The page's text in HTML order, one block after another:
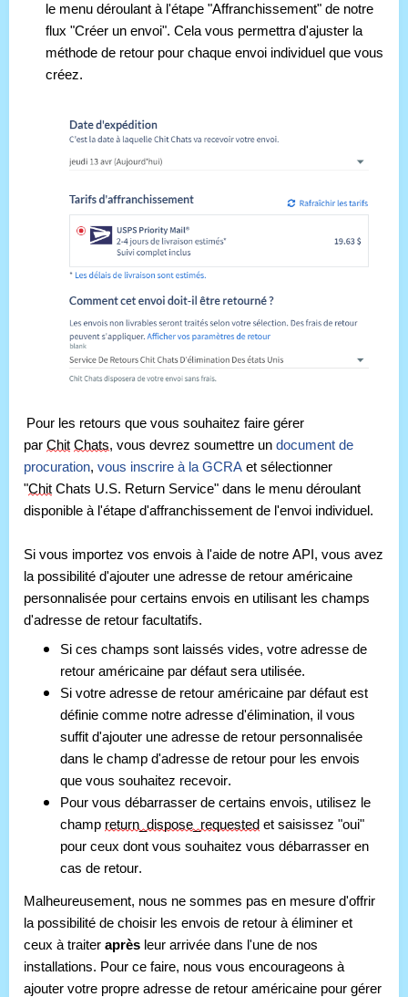
le menu déroulant à l'étape "Affranchissement" de notre
flux "Créer un envoi". Cela vous permettra d'ajuster la
méthode de retour pour chaque envoi individuel que vous
créez.
Pour les retours que vous souhaitez faire gérer
par Chit Chats, vous devrez soumettre un document de
procuration, vous inscrire à la GCRA et sélectionner
"Chit Chats U.S. Return Service" dans le menu déroulant
disponible à l'étape d'affranchissement de l'envoi individuel.
Si vous importez vos envois à l'aide de notre API, vous avez
la possibilité d'ajouter une adresse de retour américaine
personnalisée pour certains envois en utilisant les champs
d'adresse de retour facultatifs.
Si ces champs sont laissés vides, votre adresse de
retour américaine par défaut sera utilisée.
Si votre adresse de retour américaine par défaut est
définie comme notre adresse d'élimination, il vous
suffit d'ajouter une adresse de retour personnalisée
dans le champ d'adresse de retour pour les envois
que vous souhaitez recevoir.
Pour vous débarrasser de certains envois, utilisez le
champ return_dispose_requested et saisissez "oui"
pour ceux dont vous souhaitez vous débarrasser en
cas de retour.
Malheureusement, nous ne sommes pas en mesure d'offrir
la possibilité de choisir les envois de retour à éliminer et
ceux à traiter après leur arrivée dans l'une de nos
installations. Pour ce faire, nous vous encourageons à
ajouter votre propre adresse de retour américaine pour gérer